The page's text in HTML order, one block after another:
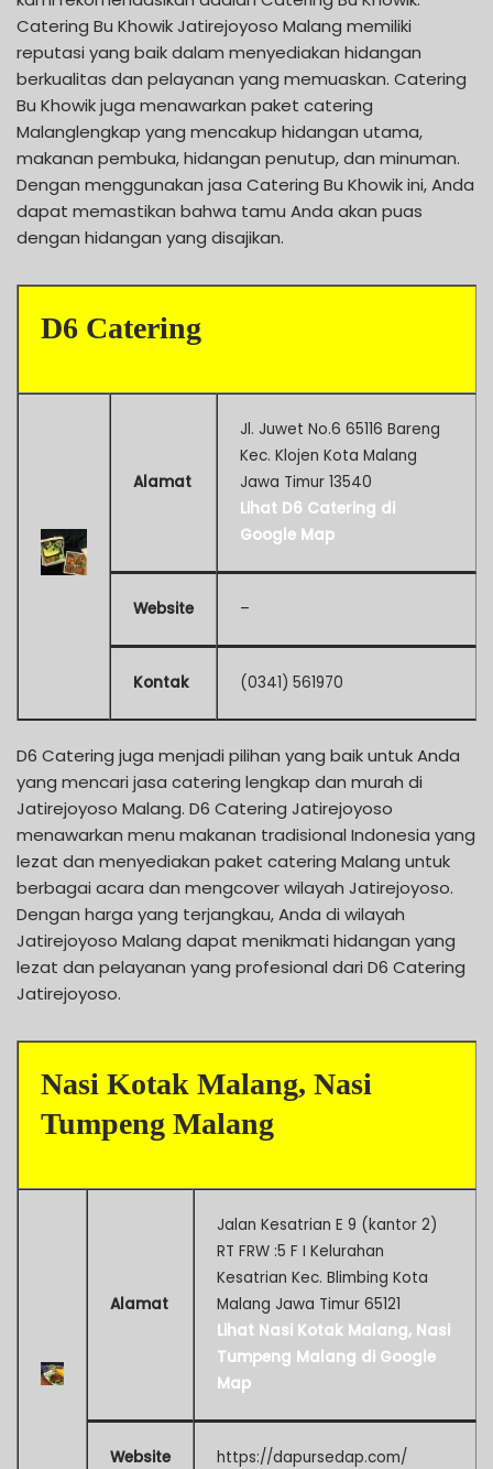
Catering Bu Khowik Jatirejoyoso Malang memiliki
reputasi yang baik dalam menyediakan hidangan
berkualitas dan pelayanan yang memuaskan. Catering
Bu Khowik juga menawarkan paket catering
Malanglengkap yang mencakup hidangan utama,
makanan pembuka, hidangan penutup, dan minuman.
Dengan menggunakan jasa Catering Bu Khowik ini, Anda
dapat memastikan bahwa tamu Anda akan puas
dengan hidangan yang disajikan.
D6 Catering
Alamat
Jl. Juwet No.6 65116 Bareng
Kec. Klojen Kota Malang
Jawa Timur 13540
Lihat D6 Catering di
Google Map
Website –
Kontak (0341) 561970
D6 Catering juga menjadi pilihan yang baik untuk Anda
yang mencari jasa catering lengkap dan murah di
Jatirejoyoso Malang. D6 Catering Jatirejoyoso
menawarkan menu makanan tradisional Indonesia yang
lezat dan menyediakan paket catering Malang untuk
berbagai acara dan mengcover wilayah Jatirejoyoso.
Dengan harga yang terjangkau, Anda di wilayah
Jatirejoyoso Malang dapat menikmati hidangan yang
lezat dan pelayanan yang profesional dari D6 Catering
Jatirejoyoso.
Nasi Kotak Malang, Nasi
Tumpeng Malang
Alamat
Jalan Kesatrian E 9 (kantor 2)
RT FRW :5 F I Kelurahan
Kesatrian Kec. Blimbing Kota
Malang Jawa Timur 65121
Lihat Nasi Kotak Malang, Nasi
Tumpeng Malang di Google
Map
Website https://dapursedap.com/